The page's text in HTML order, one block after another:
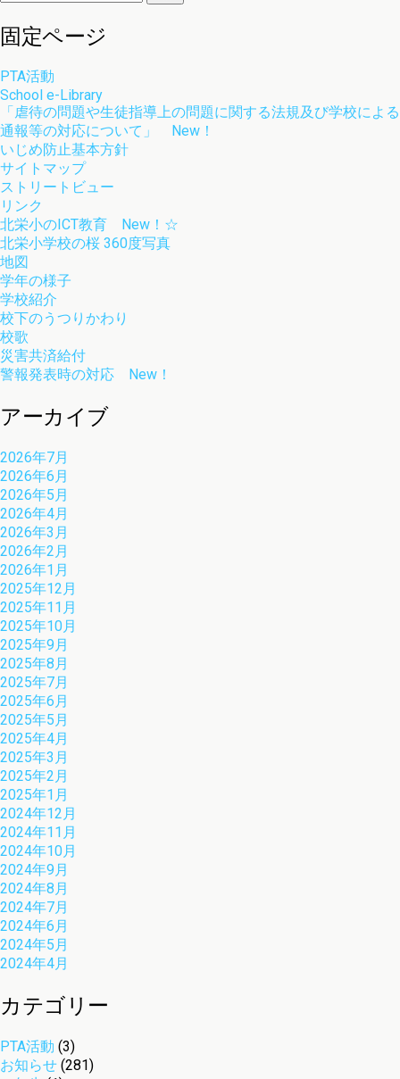
固定ページ
PTA活動
School e-Library
「虐待の問題や生徒指導上の問題に関する法規及び学校による
通報等の対応について」 New！
いじめ防止基本方針
サイトマップ
ストリートビュー
リンク
北栄小のICT教育 New！☆
北栄小学校の桜 360度写真
地図
学年の様子
学校紹介
校下のうつりかわり
校歌
災害共済給付
警報発表時の対応 New！
アーカイブ
2026年7月
2026年6月
2026年5月
2026年4月
2026年3月
2026年2月
2026年1月
2025年12月
2025年11月
2025年10月
2025年9月
2025年8月
2025年7月
2025年6月
2025年5月
2025年4月
2025年3月
2025年2月
2025年1月
2024年12月
2024年11月
2024年10月
2024年9月
2024年8月
2024年7月
2024年6月
2024年5月
2024年4月
カテゴリー
PTA活動 (3)
お知らせ (281)